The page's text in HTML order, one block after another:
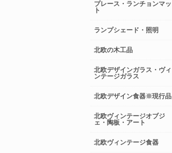
プレース・ランチョンマッ
ト
ランプシェード・照明
北欧の木工品
北欧デザインガラス・ヴィ
ンテージガラス
北欧デザイン食器※現行品
北欧ヴィンテージオブジ
ェ・陶板・アート
北欧ヴィンテージ食器